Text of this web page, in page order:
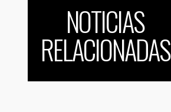
NOTICIAS
RELACIONADAS